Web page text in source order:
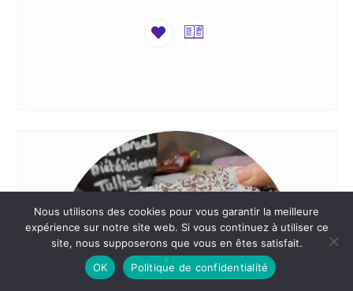
Nous utilisons des cookies pour vous garantir la meilleure
expérience sur notre site web. Si vous continuez à utiliser ce
site, nous supposerons que vous en êtes satisfait.
OK
Politique de confidentialité